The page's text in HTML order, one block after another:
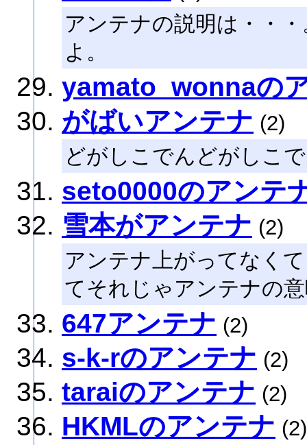
アンテナの説明は・・
よ。
yamato_wonnaの
がばいアンテナ (2)
どがしこでんどがしこ
seto0000のアンテ
雪本がアンテナ (2)
アンテナ上がってなく
てそれじゃアンテナの
647アンテナ (2)
s-k-rのアンテナ (2)
taraiのアンテナ (2)
HKMLのアンテナ (2)